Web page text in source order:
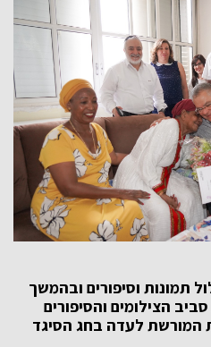
תמונות וסיפורים ובהמשך
הצילומים והסיפורים
המורשת לעדה בחג הסיגד